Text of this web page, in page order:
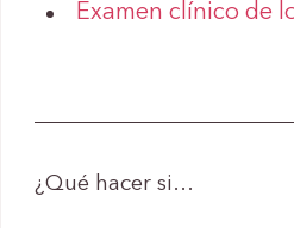
Examen clínico de
¿Qué hacer si…